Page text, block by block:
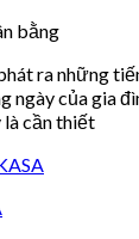
bằng
ra những
ngày của gia
là cần thiết